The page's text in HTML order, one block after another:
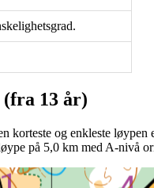
13 år)
korteste og enkleste
på 5,0 km med A-nivå